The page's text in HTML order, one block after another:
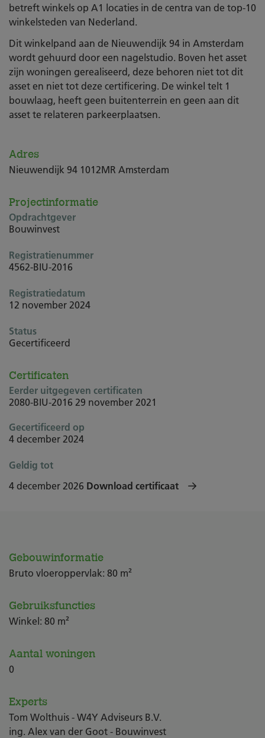
betreft winkels op A1 locaties in de centra van de top-10
winkelsteden van Nederland.
Dit winkelpand aan de Nieuwendijk 94 in Amsterdam
wordt gehuurd door een nagelstudio. Boven het asset
zijn woningen gerealiseerd, deze behoren niet tot dit
asset en niet tot deze certificering. De winkel telt 1
bouwlaag, heeft geen buitenterrein en geen aan dit
asset te relateren parkeerplaatsen.
Adres
Nieuwendijk 94 1012MR Amsterdam
Projectinformatie
Opdrachtgever
Bouwinvest
Registratienummer
4562-BIU-2016
Registratiedatum
12 november 2024
Status
Gecertificeerd
Certificaten
Eerder uitgegeven certificaten
2080-BIU-2016 29 november 2021
Gecertificeerd op
4 december 2024
Geldig tot
4 december 2026 Download certificaat
Gebouwinformatie
Bruto vloeroppervlak: 80 m²
Gebruiksfuncties
Winkel: 80 m²
Aantal woningen
0
Experts
Tom Wolthuis - W4Y Adviseurs B.V.
ing. Alex van der Goot - Bouwinvest